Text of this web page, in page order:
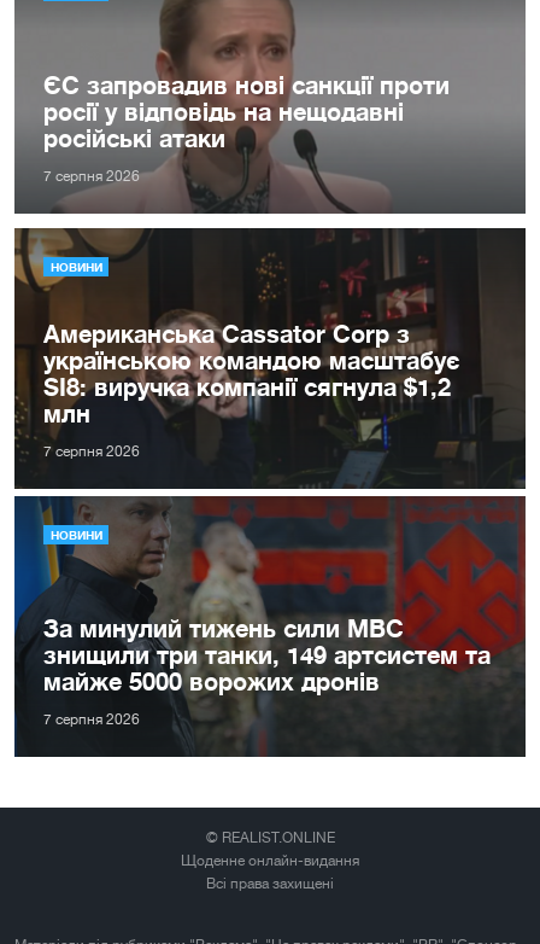
ЄС запровадив нові санкції проти
росії у відповідь на нещодавні
російські атаки
7 серпня 2026
НОВИНИ
Американська Cassator Corp з
українською командою масштабує
SI8: виручка компанії сягнула $1,2
млн
7 серпня 2026
НОВИНИ
За минулий тижень сили МВС
знищили три танки, 149 артсистем та
майже 5000 ворожих дронів
7 серпня 2026
© REALIST.ONLINE
Щоденне онлайн-видання
Всі права захищені